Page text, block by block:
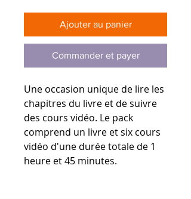
Ajouter au panier
Commander et payer
Une occasion unique de lire les
chapitres du livre et de suivre
des cours vidéo. Le pack
comprend un livre et six cours
vidéo d'une durée totale de 1
heure et 45 minutes.